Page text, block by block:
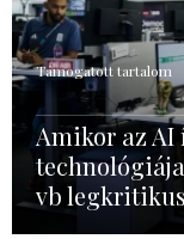
Támogatott tartalom
Amikor az AI
vb